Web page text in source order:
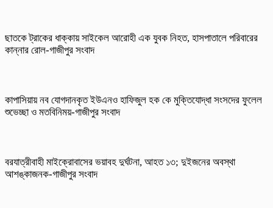
ছাতকে ট্রাকের ধাক্কায় সাইকেল আরোহী এক যুবক নিহত, হাসপাতালে পরিবারের
কান্নার রোল-গাজীপুর সংবাদ
কাপাসিয়ায় নব যোগদানকৃত ইউএনও হাফিজুল হক কে মুক্তিযোদ্ধা সংসদের ফুলেল
শুভেচ্ছা ও মতবিনিময়-গাজীপুর সংবাদ
বরযাত্রীবাহী মাইক্রোবাসের ভয়াবহ দুর্ঘটনা, আহত ১৩; দুইজনের অবস্থা
আশঙ্কাজনক-গাজীপুর সংবাদ